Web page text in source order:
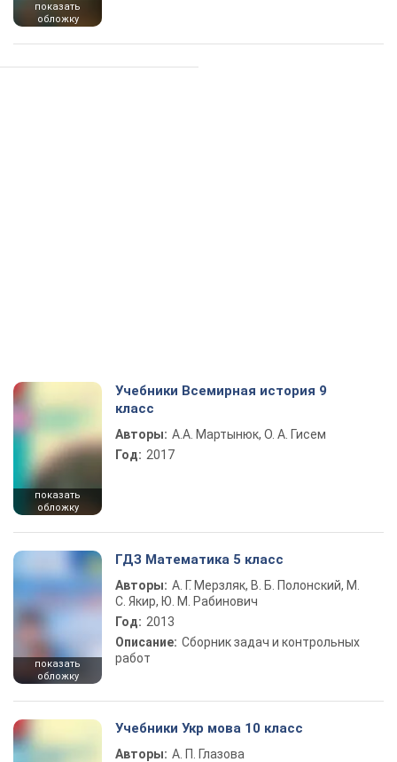
показать
обложку
показать
обложку
Учебники Всемирная история 9
класс
Авторы: А.А. Мартынюк, О. А. Гисем
Год: 2017
показать
обложку
ГДЗ Математика 5 класс
Авторы: А. Г. Мерзляк, В. Б. Полонский, М.
С. Якир, Ю. М. Рабинович
Год: 2013
Описание: Сборник задач и контрольных
работ
Учебники Укр мова 10 класс
Авторы: А. П. Глазова